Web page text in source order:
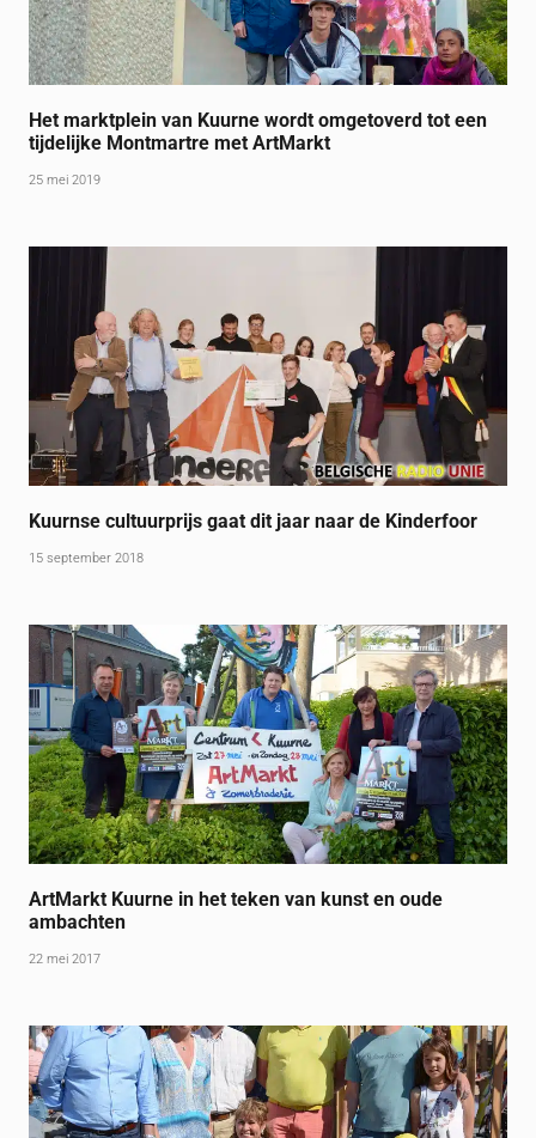
Het marktplein van Kuurne wordt omgetoverd tot een
tijdelijke Montmartre met ArtMarkt
25 mei 2019
Kuurnse cultuurprijs gaat dit jaar naar de Kinderfoor
15 september 2018
ArtMarkt Kuurne in het teken van kunst en oude
ambachten
22 mei 2017